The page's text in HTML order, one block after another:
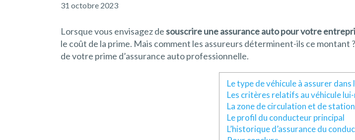
31 octobre 2023
Lorsque vous envisagez desouscrire une assurance auto pour votre
le coût de la prime. Mais comment les assureurs déterminent-ils ce
de votre prime d’assurance auto professionnelle.
Le type de véhicule à assurer
Les critères relatifs au véhicule
La zone de circulation et de
Le profil du conducteur principal
L’historique d’assurance du